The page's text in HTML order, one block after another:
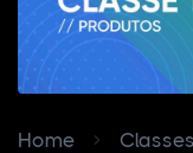
Home